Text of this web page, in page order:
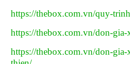
https://thebox.com.vn/quy-
https://thebox.com.vn/don-
https://thebox.com.vn/don-